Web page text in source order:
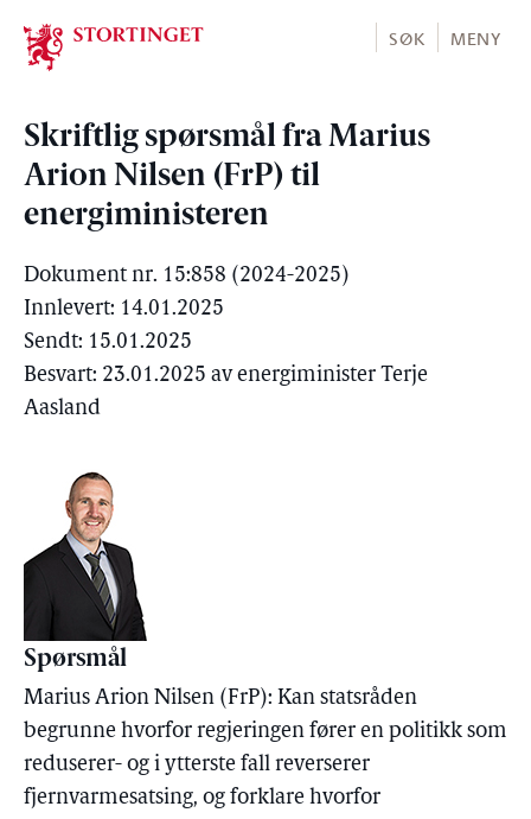
Stortinget.no
SØK MENY
Skriftlig spørsmål fra Marius
Arion Nilsen (FrP) til
energiministeren
Dokument nr. 15:858 (2024-2025)
Innlevert: 14.01.2025
Sendt: 15.01.2025
Besvart: 23.01.2025 av energiminister Terje
Aasland
Spørsmål
Marius Arion Nilsen (FrP): Kan statsråden
begrunne hvorfor regjeringen fører en politikk som
reduserer- og i ytterste fall reverserer
fjernvarmesatsing, og forklare hvorfor